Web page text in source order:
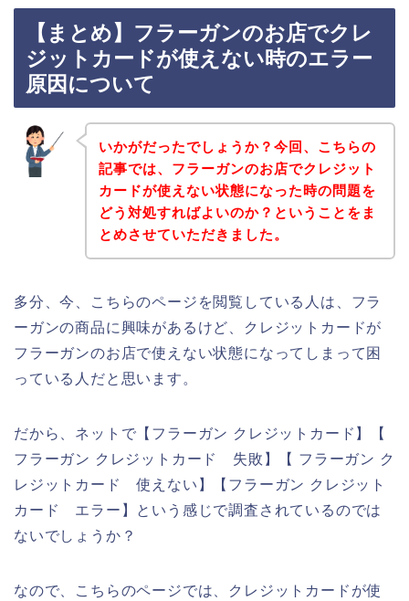
【まとめ】フラーガンのお店でクレ
ジットカードが使えない時のエラー
原因について
いかがだったでしょうか？今回、こちらの
記事では、フラーガンのお店でクレジット
カードが使えない状態になった時の問題を
どう対処すればよいのか？ということをま
とめさせていただきました。
多分、今、こちらのページを閲覧している人は、フラ
ーガンの商品に興味があるけど、クレジットカードが
フラーガンのお店で使えない状態になってしまって困
っている人だと思います。
だから、ネットで【フラーガン クレジットカード】【
フラーガン クレジットカード 失敗】【 フラーガン ク
レジットカード 使えない】【フラーガン クレジット
カード エラー】という感じで調査されているのでは
ないでしょうか？
なので、こちらのページでは、クレジットカードが使